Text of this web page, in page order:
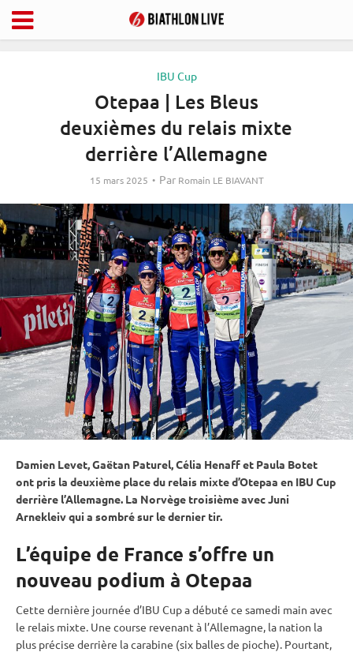
IBU Cup
Otepaa | Les Bleus
deuxièmes du relais mixte
derrière l’Allemagne
15 mars 2025 Par Romain LE BIAVANT
Damien Levet, Gaëtan Paturel, Célia Henaff et Paula Botet
ont pris la deuxième place du relais mixted’Otepaa en IBU Cup
derrière l’Allemagne. La Norvège troisième avec Juni
Arnekleiv qui a sombré sur le dernier tir.
L’équipe de France s’offre un
nouveau podium à Otepaa
Cette dernière journée d’IBU Cupa débuté ce samedi main avec
le relais mixte. Une course revenant à l’Allemagne, la nation la
plus précise derrière lacarabine (six balles de pioche). Pourtant,